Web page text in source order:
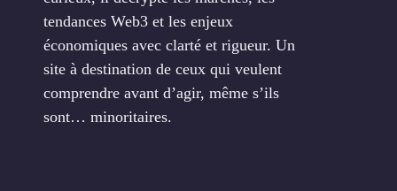
tendances Web3 et les enjeux
économiques avec clarté et rigueur. Un
site à destination de ceux qui veulent
comprendre avant d’agir, même s’ils
sont… minoritaires.